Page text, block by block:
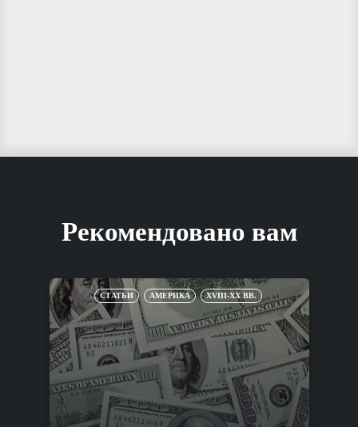
Рекомендовано вам
СТАТЬИ АМЕРИКА XVIII-XX ВВ.